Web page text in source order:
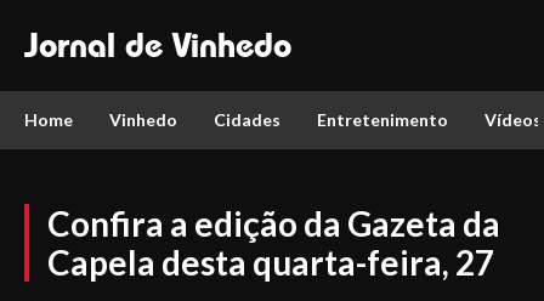
Jornal de Vinhedo
Home Vinhedo Cidades Entretenimento Vídeos
Confira a edição da Gazeta da
Capela desta quarta-feira, 27